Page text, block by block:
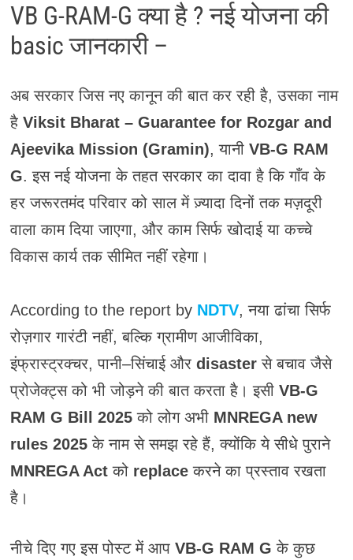
VB G-RAM-G क्या है ? नई योजना की
basic जानकारी –
अब सरकार जिस नए कानून की बात कर रही है, उसका नाम
है Viksit Bharat – Guarantee for Rozgar and
Ajeevika Mission (Gramin), यानी VB-G RAM
G. इस नई योजना के तहत सरकार का दावा है कि गाँव के
हर जरूरतमंद परिवार को साल में ज़्यादा दिनों तक मज़दूरी
वाला काम दिया जाएगा, और काम सिर्फ खोदाई या कच्चे
विकास कार्य तक सीमित नहीं रहेगा।
According to the report by NDTV, नया ढांचा सिर्फ
रोज़गार गारंटी नहीं, बल्कि ग्रामीण आजीविका,
इंफ्रास्ट्रक्चर, पानी–सिंचाई और disasterसे बचाव जैसे
प्रोजेक्ट्स को भी जोड़ने की बात करता है। इसी VB-G
RAM G Bill 2025को लोग अभी MNREGA new
rules 2025के नाम से समझ रहे हैं, क्योंकि ये सीधे पुराने
MNREGA Actको replaceकरने का प्रस्ताव रखता
है।
नीचे दिए गए इस पोस्ट में आप VB-G RAM Gके कुछ